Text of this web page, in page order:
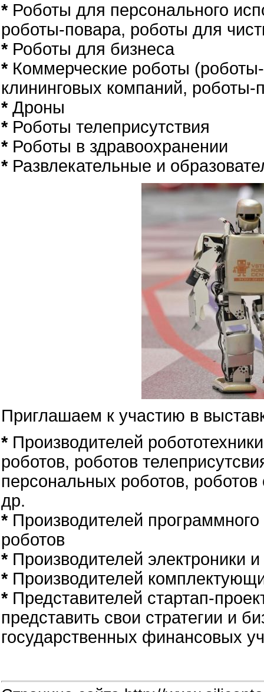
* Роботы для персонального
роботы-повара, роботы для
* Роботы для бизнеса
* Коммерческие роботы
клининговых компаний,
* Дроны
* Роботы телеприсутствия
* Роботы в здравоохранении
* Развлекательные и
Приглашаем к участию в
* Производителей
роботов, роботов
персональных роботов,
др.
* Производителей
роботов
* Производителей электроники
* Производителей
* Представителей стартап-
представить свои стратегии и
государственных финансовых